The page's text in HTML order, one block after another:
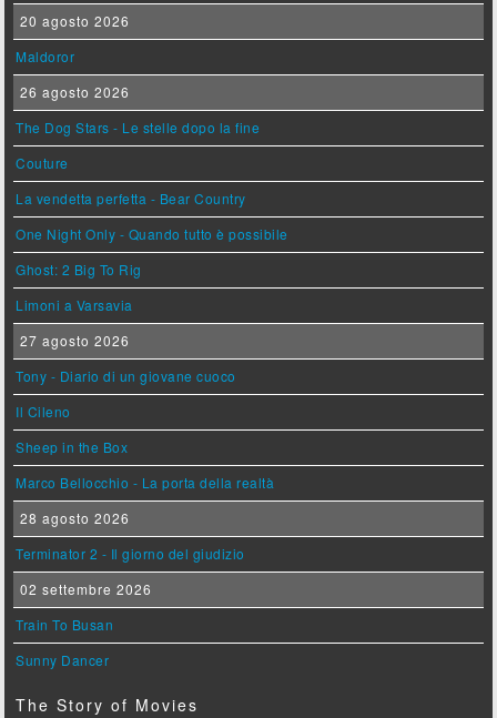
20 agosto 2026
Maldoror
26 agosto 2026
The Dog Stars - Le stelle dopo la fine
Couture
La vendetta perfetta - Bear Country
One Night Only - Quando tutto è possibile
Ghost: 2 Big To Rig
Limoni a Varsavia
27 agosto 2026
Tony - Diario di un giovane cuoco
Il Cileno
Sheep in the Box
Marco Bellocchio - La porta della realtà
28 agosto 2026
Terminator 2 - Il giorno del giudizio
02 settembre 2026
Train To Busan
Sunny Dancer
The Story of Movies